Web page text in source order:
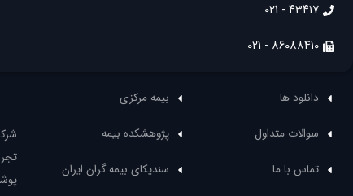
۴۳۴۱۷ - 021
۸۶۰۸۸۴۱۰ - 021
دانلود ها
سوالات متداول
تماس با ما
بیمه مرکزی
پژوهشکده بیمه
سندیکای بیمه گران ایران